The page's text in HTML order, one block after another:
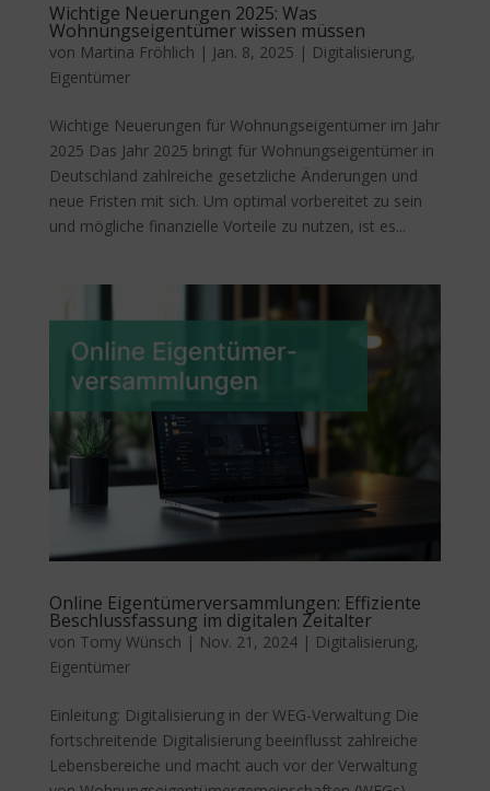
Wichtige Neuerungen 2025: Was
Wohnungseigentümer wissen müssen
von Martina Fröhlich | Jan. 8, 2025 | Digitalisierung,
Eigentümer
Wichtige Neuerungen für Wohnungseigentümer im Jahr
2025 Das Jahr 2025 bringt für Wohnungseigentümer in
Deutschland zahlreiche gesetzliche Änderungen und
neue Fristen mit sich. Um optimal vorbereitet zu sein
und mögliche finanzielle Vorteile zu nutzen, ist es...
Online Eigentümerversammlungen: Effiziente
Beschlussfassung im digitalen Zeitalter
von Tomy Wünsch | Nov. 21, 2024| Digitalisierung,
Eigentümer
Einleitung: Digitalisierung in der WEG-Verwaltung Die
fortschreitende Digitalisierung beeinflusst zahlreiche
Lebensbereiche und macht auch vor der Verwaltung